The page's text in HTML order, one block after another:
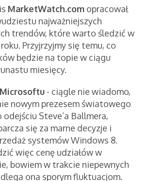
MarketWatch.com opracował
najważniejszych
trendów, które warto śledzić w
Przyjrzyjmy się temu, co
będzie na topie w ciągu
miesięcy.
- ciągle nie wiadomo,
nowym prezesem światowego
Steve’a Ballmera,
się za marne decyzje i
systemów Windows 8.
więc cenę udziałów w
bowiem w trakcie niepewnych
ona sporym fluktuacjom.